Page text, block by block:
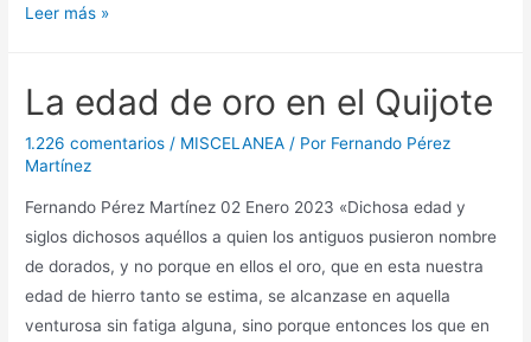
La
saberse
Leer más »
La edad de oro en el Quijote
1.226 comentarios / MISCELANEA / Por Fernando Pérez
Martínez
Fernando Pérez Martínez 02 Enero 2023 «Dichosa edad y
siglos dichosos aquéllos a quien los antiguos pusieron nombre
de dorados, y no porque en ellos el oro, que en esta nuestra
edad de hierro tanto se estima, se alcanzase en aquella
venturosa sin fatiga alguna, sino porque entonces los que en